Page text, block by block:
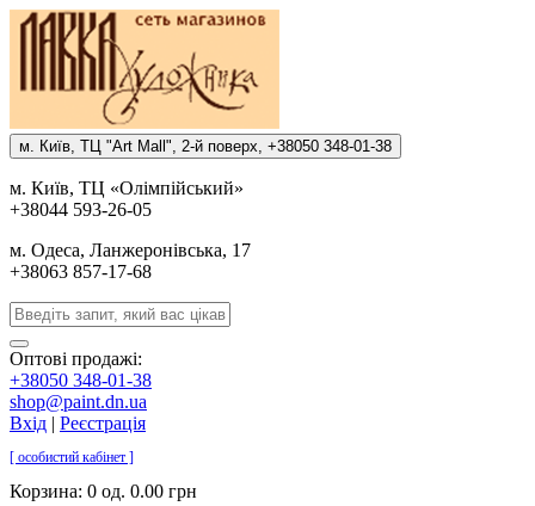
м. Киïв, ТЦ "Art Mall", 2-й поверх, +38050 348-01-38
м. Киïв, ТЦ «Олiмпiйський»
+38044 593-26-05
м. Одеса, Ланжеронiвська, 17
+38063 857-17-68
Оптові продажі:
+38050 348-01-38
shop@paint.dn.ua
Вхід | Реєстрація
[ особистий кабінет ]
Корзина: 0 од. 0.00 грн